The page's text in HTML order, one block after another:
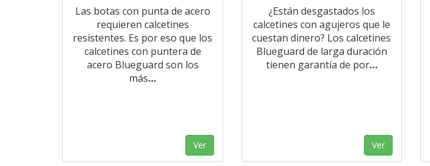
Las botas con punta de acero
requieren calcetines
resistentes. Es por eso que los
calcetines con puntera de
acero Blueguard son los
más…
Ver
¿Están desgastados los
calcetines con agujeros que le
cuestan dinero? Los calcetines
Blueguard de larga duración
tienen garantía de por…
Ver